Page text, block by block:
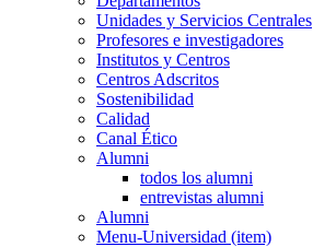
Unidades y Servicios Centrales
Profesores e investigadores
Institutos y Centros
Centros Adscritos
Sostenibilidad
Calidad
Canal Ético
Alumni
todos los alumni
entrevistas alumni
Alumni
Menu-Universidad (item)